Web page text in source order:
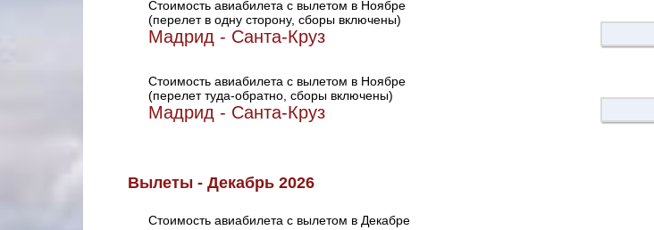
Стоимость авиабилета с вылетом в Ноябре
(перелет в одну сторону, сборы включены)
Мадрид - Санта-Круз
Стоимость авиабилета с вылетом в Ноябре
(перелет туда-обратно, сборы включены)
Мадрид - Санта-Круз
Вылеты - Декабрь 2026
Стоимость авиабилета с вылетом в Декабре